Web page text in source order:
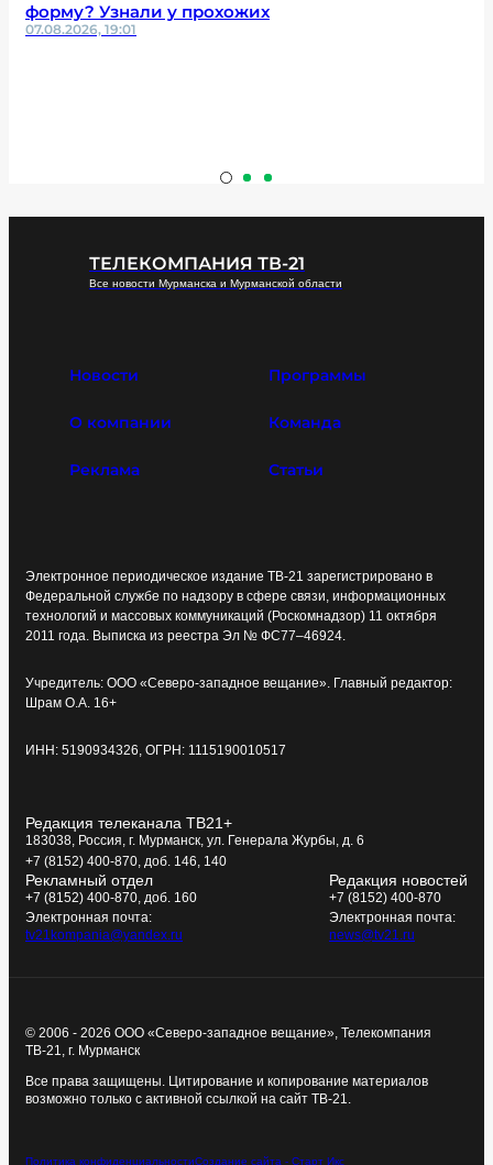
форму? Узнали у прохожих
07.08.2026, 19:01
ТЕЛЕКОМПАНИЯ ТВ-21
Все новости Мурманска и Мурманской области
Новости Программы
О компании Команда
Реклама Статьи
Электронное периодическое издание ТВ-21 зарегистрировано в
Федеральной службе по надзору в сфере связи, информационных
технологий и массовых коммуникаций (Роскомнадзор) 11 октября
2011 года. Выписка из реестра Эл № ФС77–46924.
Учредитель: ООО «Северо-западное вещание». Главный редактор:
Шрам О.А. 16+
ИНН: 5190934326, ОГРН: 1115190010517
Редакция телеканала ТВ21+
183038, Россия, г. Мурманск, ул. Генерала Журбы, д. 6
+7 (8152) 400-870, доб. 146, 140
Рекламный отдел
+7 (8152) 400-870, доб. 160
Электронная почта:
tv21kompania@yandex.ru
Редакция новостей
+7 (8152) 400-870
Электронная почта:
news@tv21.ru
© 2006 - 2026 ООО «Северо-западное вещание», Телекомпания
ТВ-21, г. Мурманск
Все права защищены. Цитирование и копирование материалов
возможно только с активной ссылкой на сайт ТВ-21.
Политика конфиденциальностиСоздание сайта - Старт Икс